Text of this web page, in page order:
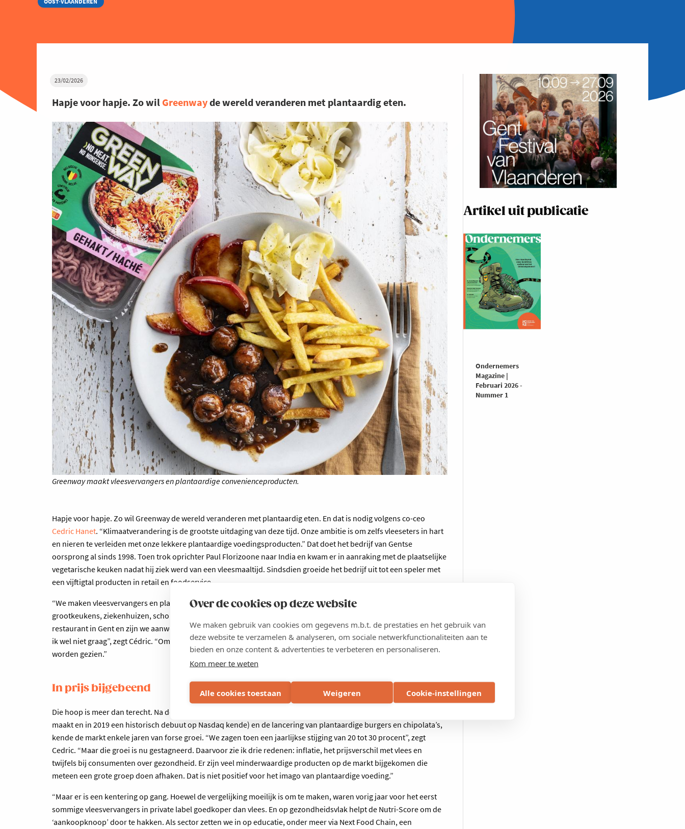
Over de cookies op deze website
We maken gebruik van cookies om gegevens m.b.t. de prestaties en het gebruik van
deze website te verzamelen & analyseren, om sociale netwerkfunctionaliteiten aan te
bieden en onze content & advertenties te verbeteren en personaliseren.
Kom meer te weten
Alle cookies toestaan Weigeren Cookie-instellingen
OOST-VLAANDEREN
23/02/2026
Hapje voor hapje. Zo wil Greenwayde wereld veranderen met plantaardig eten.
Greenway maakt vleesvervangers en plantaardige convenienceproducten.
Hapje voor hapje. Zo wil Greenway de wereld veranderen met plantaardig eten. En dat is nodig volgens co-ceo
Cedric Hanet. “Klimaatverandering is de grootste uitdaging van deze tijd. Onze ambitie is om zelfs vleeseters in hart
en nieren te verleiden met onze lekkere plantaardige voedingsproducten.” Dat doet het bedrijf van Gentse
oorsprong al sinds 1998. Toen trok oprichter Paul Florizoone naar India en kwam er in aanraking met de plaatselijke
vegetarische keuken nadat hij ziek werd van een vleesmaaltijd. Sindsdien groeide het bedrijf uit tot een speler met
een vijftigtal producten in retail en foodservice.
“We maken vleesvervangers en plantaardige convenienceproducten die we verkopen aan supermarkten,
grootkeukens, ziekenhuizen, scholen, gevangenissen of cateringbedrijven. Daarnaast hebben we ook een
restaurant in Gent en zijn we aanwezig op festivals om ons merk te ondersteunen. Het woord ‘vleesvervangers’ hoor
ik wel niet graag”, zegt Cédric. “Omdat we elke dag bewijzen dat plantaardige producten als volwaardig kunnen
worden gezien.”
In prijs bijgebeend
Die hoop is meer dan terecht. Na de beursgang van Beyond Meat (Amerikaans voedingsbedrijf dat vleesvervangers
maakt en in 2019 een historisch debuut op Nasdaq kende) en de lancering van plantaardige burgers en chipolata’s,
kende de markt enkele jaren van forse groei. “We zagen toen een jaarlijkse stijging van 20 tot 30 procent”, zegt
Cedric. “Maar die groei is nu gestagneerd. Daarvoor zie ik drie redenen: inflatie, het prijsverschil met vlees en
twijfels bij consumenten over gezondheid. Er zijn veel minderwaardige producten op de markt bijgekomen die
meteen een grote groep doen afhaken. Dat is niet positief voor het imago van plantaardige voeding.”
“Maar er is een kentering op gang. Hoewel de vergelijking moeilijk is om te maken, waren vorig jaar voor het eerst
sommige vleesvervangers in private label goedkoper dan vlees. En op gezondheidsvlak helpt de Nutri-Score om de
‘aankoopknoop’ door te hakken. Als sector zetten we in op educatie, onder meer via Next Food Chain, een
Artikel uit publicatie
Ondernemers
Magazine |
Februari 2026 -
Nummer 1